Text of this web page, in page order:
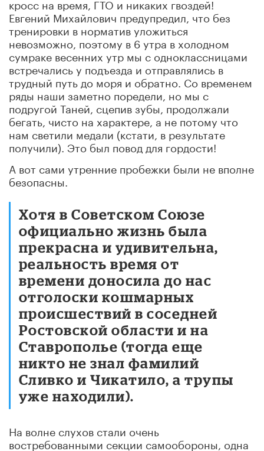
кросс на время, ГТО и никаких гвоздей!
Евгений Михайлович предупредил, что без
тренировки в норматив уложиться
невозможно, поэтому в 6 утра в холодном
сумраке весенних утр мы с одноклассницами
встречались у подъезда и отправлялись в
трудный путь до моря и обратно. Со временем
ряды наши заметно поредели, но мы с
подругой Таней, сцепив зубы, продолжали
бегать, чисто на характере, а не потому что
нам светили медали (кстати, в результате
получили). Это был повод для гордости!
А вот сами утренние пробежки были не вполне
безопасны.
Хотя в Советском Союзе
официально жизнь была
прекрасна и удивительна,
реальность время от
времени доносила до нас
отголоски кошмарных
происшествий в соседней
Ростовской области и на
Ставрополье (тогда еще
никто не знал фамилий
Сливко и Чикатило, а трупы
уже находили).
На волне слухов стали очень
востребованными секции самообороны, одна